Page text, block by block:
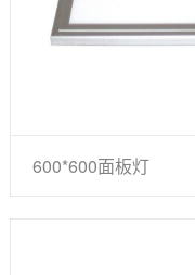
600*600面板灯